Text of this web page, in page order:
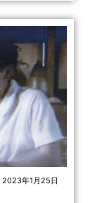
2023年1月25日